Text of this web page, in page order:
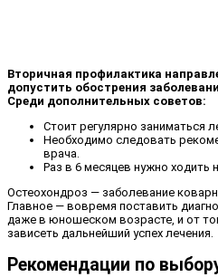
Вторичная профилактика
допустить обострения
Среди дополнительных советов:
Стоит регулярно заниматься
Необходимо следовать
врача.
Раз в 6 месяцев нужно ходить
Остеохондроз — заболевание
Главное — вовремя поставить
даже в юношеском возрасте, и от
зависеть дальнейший успех лечения.
Рекомендации по